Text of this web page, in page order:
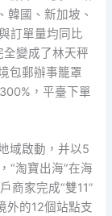
韓國、新加坡、
訂單量均同比
變成了林天秤
包郵辦事籠罩
，平臺下單
域啟動，并以5
“淘寶出海”在海
商家完成“雙11”
外的12個站點支